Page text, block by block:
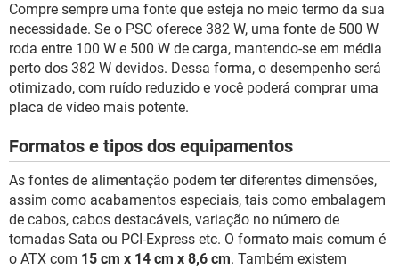
Compre sempre uma fonte que esteja no meio termo da sua
necessidade. Se o PSC oferece 382 W, uma fonte de 500 W
roda entre 100 W e 500 W de carga, mantendo-se em média
perto dos 382 W devidos. Dessa forma, o desempenho será
otimizado, com ruído reduzido e você poderá comprar uma
placa de vídeo mais potente.
Formatos e tipos dos equipamentos
As fontes de alimentação podem ter diferentes dimensões,
assim como acabamentos especiais, tais como embalagem
de cabos, cabos destacáveis, variação no número de
tomadas Sata ou PCI-Express etc. O formato mais comum é
o ATX com 15 cm x 14 cm x 8,6 cm. Também existem